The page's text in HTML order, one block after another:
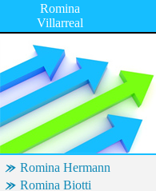
Romina
Villarreal
Romina Hermann
Romina Biotti